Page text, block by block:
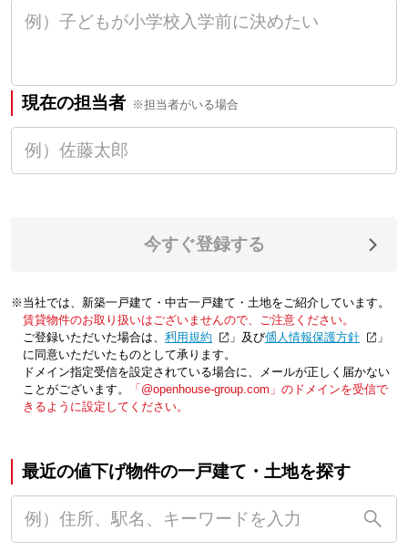
現在の担当者 ※担当者がいる場合
今すぐ登録する
※当社では、新築一戸建て・中古一戸建て・土地をご紹介しています。
賃貸物件のお取り扱いはございませんので、ご注意ください。
ご登録いただいた場合は、「利用規約 」及び「個人情報保護方針
」
に同意いただいたものとして承ります。
ドメイン指定受信を設定されている場合に、メールが正しく届かない
ことがございます。
「@openhouse-group.com」のドメインを受信で
きるように設定してください。
最近の値下げ物件の一戸建て・土地を探す